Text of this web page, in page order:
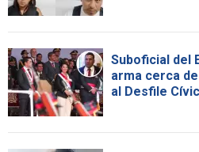
Suboficial del
arma cerca
al Desfile